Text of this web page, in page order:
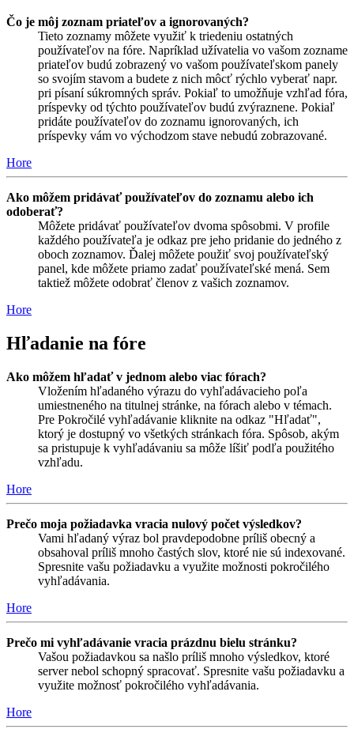
Čo je môj zoznam priateľov a ignorovaných?
Tieto zoznamy môžete využiť k triedeniu ostatných
používateľov na fóre. Napríklad užívatelia vo vašom zozname
priateľov budú zobrazený vo vašom používateľskom panely
so svojím stavom a budete z nich môcť rýchlo vyberať napr.
pri písaní súkromných správ. Pokiaľ to umožňuje vzhľad fóra,
príspevky od týchto používateľov budú zvýraznene. Pokiaľ
pridáte používateľov do zoznamu ignorovaných, ich
príspevky vám vo východzom stave nebudú zobrazované.
Hore
Ako môžem pridávať používateľov do zoznamu alebo ich
odoberať?
Môžete pridávať používateľov dvoma spôsobmi. V profile
každého používateľa je odkaz pre jeho pridanie do jedného z
oboch zoznamov. Ďalej môžete použiť svoj používateľský
panel, kde môžete priamo zadať používateľské mená. Sem
taktiež môžete odobrať členov z vašich zoznamov.
Hore
Hľadanie na fóre
Ako môžem hľadať v jednom alebo viac fórach?
Vložením hľadaného výrazu do vyhľadávacieho poľa
umiestneného na titulnej stránke, na fórach alebo v témach.
Pre Pokročilé vyhľadávanie kliknite na odkaz "Hľadať",
ktorý je dostupný vo všetkých stránkach fóra. Spôsob, akým
sa pristupuje k vyhľadávaniu sa môže líšiť podľa použitého
vzhľadu.
Hore
Prečo moja požiadavka vracia nulový počet výsledkov?
Vami hľadaný výraz bol pravdepodobne príliš obecný a
obsahoval príliš mnoho častých slov, ktoré nie sú indexované.
Spresnite vašu požiadavku a využite možnosti pokročilého
vyhľadávania.
Hore
Prečo mi vyhľadávanie vracia prázdnu bielu stránku?
Vašou požiadavkou sa našlo príliš mnoho výsledkov, ktoré
server nebol schopný spracovať. Spresnite vašu požiadavku a
využite možnosť pokročilého vyhľadávania.
Hore